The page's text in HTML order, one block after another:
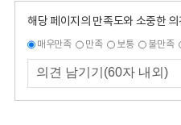
해당 페이지의 만족도와 소중한
매우만족 만족 보통 불만족